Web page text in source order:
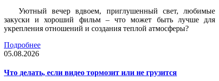
Уютный вечер вдвоем, приглушенный свет, любимые
закуски и хороший фильм – что может быть лучше для
укрепления отношений и создания теплой атмосферы?
Подробнее
05.08.2026
Что делать, если видео тормозит или не грузится